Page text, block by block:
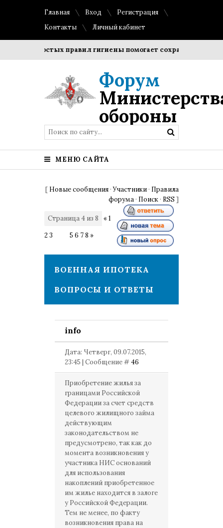
Главная Вход
Регистрация
Контакты
Личный кабинет
простых правил гигиены помогает сохранить
Форум
обороны
МЕНЮ САЙТА
[ Новые сообщения ·Участники · Правила
форума · Поиск · RSS ]
Страница4 из 8 « 1
2 3 5 6 78 »
ВОЕННАЯ ИПОТЕКА
ВОПРОСЫ И ОТВЕТЫ
info
Дата: Четверг, 09.07.2015,
23:45 | Сообщение #46
Приобретение жилья за
границами Российской
Федерации за счет средств
целевого жилищного займа
действующим
законодательством не
предусмотрено, так как до
момента возникновения у
участника НИС оснований
для использования
накоплений приобретенное
им жилье находится в залоге
у Российской Федерации.
Тем не менее, по факту
возникновения права на